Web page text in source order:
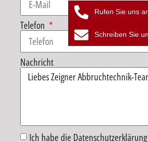
Telefon
Nachricht
Ich habe die
Rufen Sie uns
Schreiben Sie